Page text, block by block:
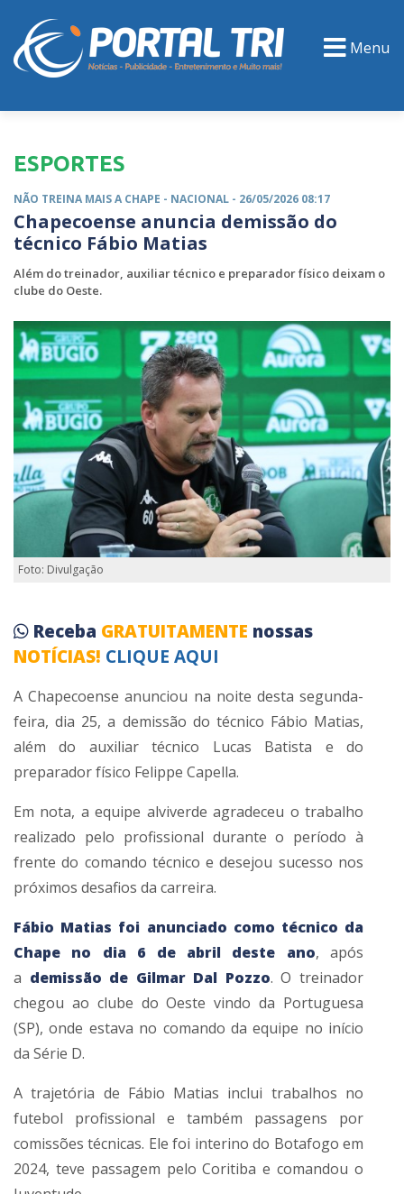
Menu
ESPORTES
NÃO TREINA MAIS A CHAPE - NACIONAL - 26/05/2026 08:17
Chapecoense anuncia demissão do
técnico Fábio Matias
Além do treinador, auxiliar técnico e preparador físico deixam o
clube do Oeste.
Foto: Divulgação
Receba GRATUITAMENTE nossas
NOTÍCIAS! CLIQUE AQUI
A Chapecoense anunciou na noite desta segunda-
feira, dia 25, a demissão do técnico Fábio Matias,
além do auxiliar técnico Lucas Batista e do
preparador físico Felippe Capella.
Em nota, a equipe alviverde agradeceu o trabalho
realizado pelo profissional durante o período à
frente do comando técnico e desejou sucesso nos
próximos desafios da carreira.
Fábio Matias foi anunciado como técnico da
Chape no dia 6 de abril deste ano, após
a demissão de Gilmar Dal Pozzo. O treinador
chegou ao clube do Oeste vindo da Portuguesa
(SP), onde estava no comando da equipe no início
da Série D.
A trajetória de Fábio Matias inclui trabalhos no
futebol profissional e também passagens por
comissões técnicas. Ele foi interino do Botafogo em
2024, teve passagem pelo Coritiba e comandou o